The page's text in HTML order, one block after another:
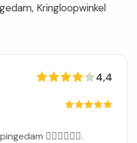
Kringloopwinkel
4,4
👍🏻👍🏻👍🏻.